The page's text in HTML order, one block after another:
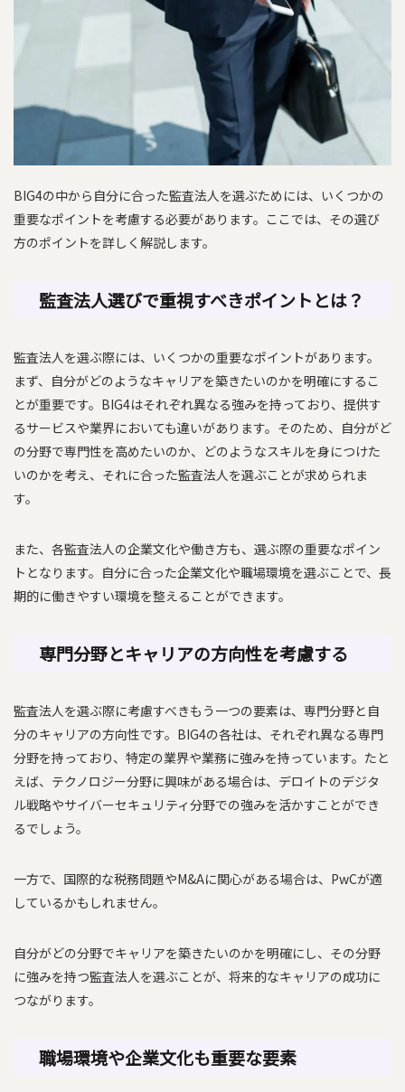
BIG4の中から自分に合った監査法人を選ぶためには、いくつかの
重要なポイントを考慮する必要があります。ここでは、その選び
方のポイントを詳しく解説します。
監査法人選びで重視すべきポイントとは？
監査法人を選ぶ際には、いくつかの重要なポイントがあります。
まず、自分がどのようなキャリアを築きたいのかを明確にするこ
とが重要です。BIG4はそれぞれ異なる強みを持っており、提供す
るサービスや業界においても違いがあります。そのため、自分がど
の分野で専門性を高めたいのか、どのようなスキルを身につけた
いのかを考え、それに合った監査法人を選ぶことが求められま
す。
また、各監査法人の企業文化や働き方も、選ぶ際の重要なポイン
トとなります。自分に合った企業文化や職場環境を選ぶことで、長
期的に働きやすい環境を整えることができます。
専門分野とキャリアの方向性を考慮する
監査法人を選ぶ際に考慮すべきもう一つの要素は、専門分野と自
分のキャリアの方向性です。BIG4の各社は、それぞれ異なる専門
分野を持っており、特定の業界や業務に強みを持っています。たと
えば、テクノロジー分野に興味がある場合は、デロイトのデジタ
ル戦略やサイバーセキュリティ分野での強みを活かすことができ
るでしょう。
一方で、国際的な税務問題やM&Aに関心がある場合は、PwCが適
しているかもしれません。
自分がどの分野でキャリアを築きたいのかを明確にし、その分野
に強みを持つ監査法人を選ぶことが、将来的なキャリアの成功に
つながります。
職場環境や企業文化も重要な要素